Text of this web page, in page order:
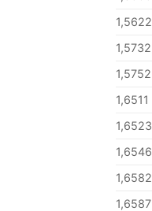
1,5622
1,5732
1,5752
1,6511
1,6523
1,6546
1,6582
1,6587